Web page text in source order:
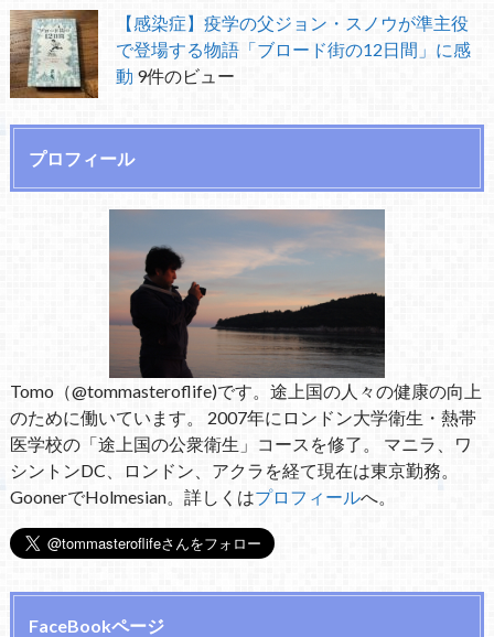
【感染症】疫学の父ジョン・スノウが準主役
で登場する物語「ブロード街の12日間」に感
動 9件のビュー
プロフィール
Tomo（@tommasteroflife)です。途上国の人々の健康の向上
のために働いています。 2007年にロンドン大学衛生・熱帯
医学校の「途上国の公衆衛生」コースを修了。 マニラ、ワ
シントンDC、ロンドン、アクラを経て現在は東京勤務。
GoonerでHolmesian。詳しくはプロフィールへ。
FaceBookページ